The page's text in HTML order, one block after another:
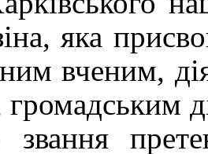
яка
вченим,
громадським
звання